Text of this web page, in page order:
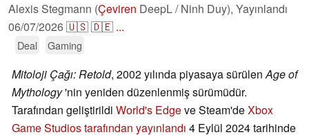
Alexis Stegmann (Çeviren DeepL / Ninh Duy), Yayınlandı
06/07/2026🇺🇸🇩🇪 ...
Deal Gaming
Mitoloji Çağı: Retold, 2002 yılında piyasaya sürülenAge of
Mythology'nin yeniden düzenlenmiş sürümüdür.
Tarafından geliştirildi World's Edgeve Steam'deXbox
Game Studios tarafından yayınlandı 4 Eylül 2024 tarihinde